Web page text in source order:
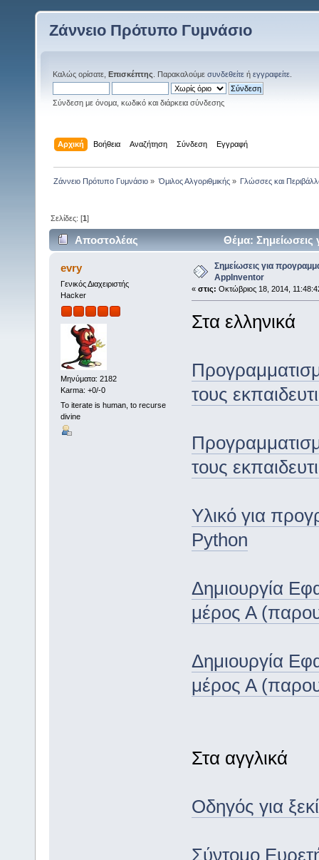
Ζάννειο Πρότυπο Γυμνάσιο
Καλώς ορίσατε, Επισκέπτης . Παρακαλούμε συνδεθείτε ή εγγραφείτε
Σύνδεση με όνομα, κωδικό και διάρκεια σύνδεσης
Αρχική Βοήθεια Αναζήτηση Σύνδεση Εγγραφή
Ζάννειο Πρότυπο Γυμνάσιο » Όμιλος Αλγοριθμικής» Γλώσσες και
Σελίδες: [1]
Αποστολέας
Θέμα: Σημείωσεις
evry
Γενικός Διαχειριστής
Hacker
Μηνύματα: 2182
Karma: +0/-0
To iterate is human, to recurse
divine
Σημείωσεις για
AppInventor
« στις: Οκτώβριος 18, 2014,
Στα ελληνικά
τους
τους
Υλικό για
Python
Δημιουργία
μέρος Α
Δημιουργία
μέρος Α
Στα αγγλικά
Οδηγός για
Σύντομο